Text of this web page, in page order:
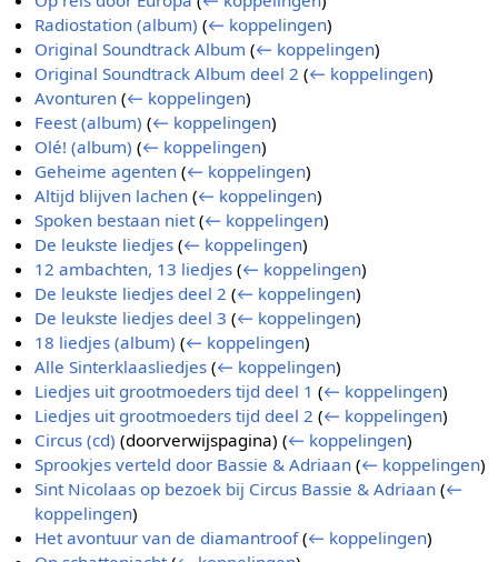
Radiostation (album) (← koppelingen)
Original Soundtrack Album (← koppelingen)
Original Soundtrack Album deel 2 (← koppelingen)
Avonturen (← koppelingen)
Feest (album) (← koppelingen)
Olé! (album) (← koppelingen)
Geheime agenten (← koppelingen)
Altijd blijven lachen (← koppelingen)
Spoken bestaan niet (← koppelingen)
De leukste liedjes (← koppelingen)
12 ambachten, 13 liedjes (← koppelingen)
De leukste liedjes deel 2 (← koppelingen)
De leukste liedjes deel 3 (← koppelingen)
18 liedjes (album) (← koppelingen)
Alle Sinterklaasliedjes (← koppelingen)
Liedjes uit grootmoeders tijd deel 1 (← koppelingen)
Liedjes uit grootmoeders tijd deel 2 (← koppelingen)
Circus (cd) (doorverwijspagina)(← koppelingen)
Sprookjes verteld door Bassie & Adriaan (← koppelingen)
Sint Nicolaas op bezoek bij Circus Bassie & Adriaan (←
koppelingen)
Het avontuur van de diamantroof (← koppelingen)